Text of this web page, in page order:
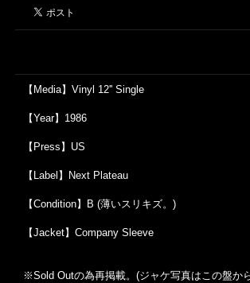
【Media】Vinyl 12'' Single
【Year】1986
【Press】US
【Label】Next Plateau
【Condition】B (薄いスリキズ。)
【Jacket】Company Sleeve
※Sold Outの為再掲載。 (ジャケ写真はこの盤か